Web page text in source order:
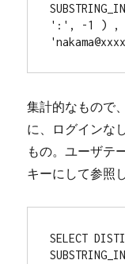
':', -1 )
集計的なもので
に、ログインな
もの。ユーザテ
キーにして参照
SELECT